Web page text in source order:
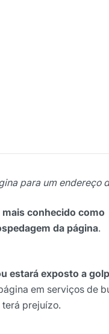
para um endereço
conhecido como
da página.
estará exposto a
em serviços de
prejuízo.